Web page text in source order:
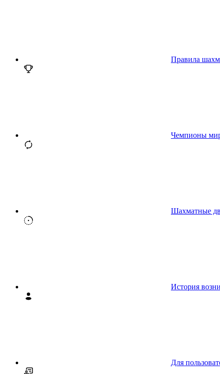
Правила
Чемпионы
Шахматные
История
Для